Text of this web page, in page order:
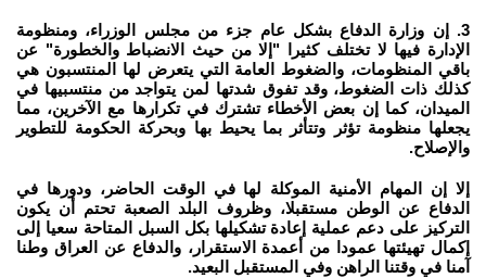
3. إن وزارة الدفاع بشكل عام جزء من مجلس الوزراء، ومنظومة
الإدارة فيها لا تختلف كثيرا "إلا من حيث الانضباط والخطورة" عن
باقي المنظومات، والضغوط العامة التي يتعرض لها المنتسبون هي
كذلك ذات الضغوط، وقد تفوق شدتها لمن يتواجد من منتسبيها في
الميدان، كما إن بعض الأخطاء تشترك في تكرارها مع الآخرين، مما
يجعلها منظومة تؤثر وتتأثر بما يحيط بها وبحركة الحكومة للتطوير
والإصلاح.
إلا إن المهام الأمنية الموكلة لها في الوقت الحاضر، ودورها في
الدفاع عن الوطن مستقبلا، وظروف البلد الصعبة تحتم أن يكون
التركيز على دعم عملية إعادة تشكيلها بكل السبل المتاحة سعيا إلى
إكمال تهيئتها عمودا من أعمدة الاستقرار، والدفاع عن العراق وطنا
آمنا في وقتنا الراهن وفي المستقبل البعيد.